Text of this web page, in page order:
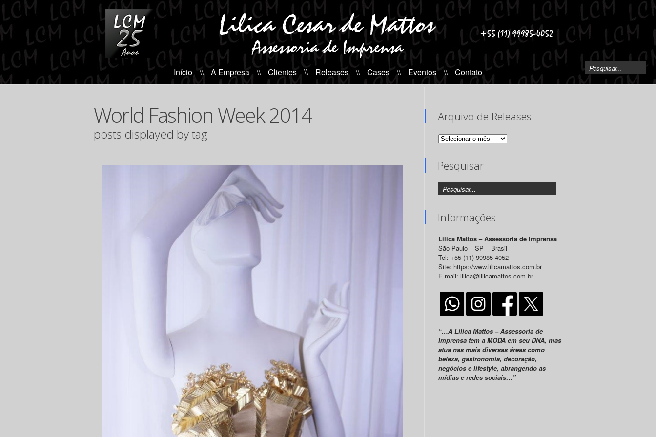
Início \\ A Empresa \\ Clientes \\ Releases \\ Cases \\ Eventos \\ Contato
World Fashion Week 2014
posts displayed by tag
Arquivo de Releases
Arquivo
Pesquisar
Informações
Lilica Mattos – Assessoria de Imprensa
São Paulo – SP – Brasil
Tel: +55 (11) 99985-4052
Site: https://www.lilicamattos.com.br
E-mail: lilica@lilicamattos.com.br
“…A Lilica Mattos – Assessoria de
Imprensa tem a MODA em seu DNA, mas
atua nas mais diversas áreas como
beleza, gastronomia, decoração,
negócios e lifestyle, abrangendo as
mídias e redes sociais…”